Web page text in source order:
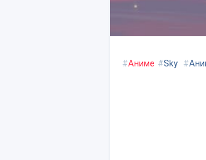
#Аниме #Sky #